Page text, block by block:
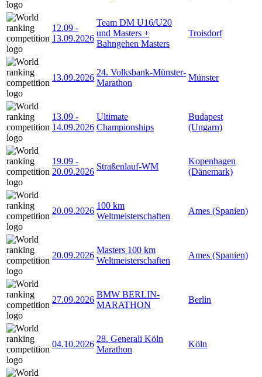
12.09 -
13.09.2026
Team DM U16/U20
und Masters +
Bahngehen Masters
Troisdorf
13.09.2026
24. Volksbank-Münster-
Marathon
Münster
13.09 -
14.09.2026
Ultimate
Championships
Budapest
(Ungarn)
19.09 -
20.09.2026
Straßenlauf-WM
Kopenhagen
(Dänemark)
20.09.2026
100 km
Weltmeisterschaften
Ames (Spanien)
20.09.2026
Masters 100 km
Weltmeisterschaften
Ames (Spanien)
27.09.2026
BMW BERLIN-
MARATHON
Berlin
04.10.2026
28. Generali Köln
Marathon
Köln